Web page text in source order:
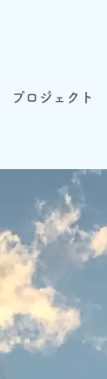
プロジェクト